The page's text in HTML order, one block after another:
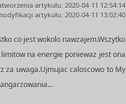
artykułu: 2020-04-11 12:54:14
artykułu: 2020-04-11 13:02:40
co jest wokolo nawzajem.Wszytko
na energie poniewaz jest ona
za uwaga.Ujmujac caloscowo to My